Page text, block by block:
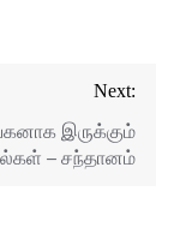
Next:
இருக்கும்
– சந்தானம்